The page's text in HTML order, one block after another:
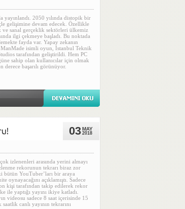
yayınlandı. 2050 yılında distopik bir
gelişimine devam edecek. Özellikle
ve sanal gerçeklik sektörleri ülkemiz
ilgi çekmeye başladı. Bu noktada
fayda var. Yapay zekanın
isimli oyun, İstanbul Teknik
tarafından geliştirildi. Hem PC
sahip olan kullanıcılar için olmak
başarılı görünüyor.
03MAY
2018
izlenenleri arasında yerini almayı
rekorunun tekrarı biraz zor
YouTuber’ları bir araya
oynayacağını açıklamıştı. Sadece
kişi tarafından takip edilerek rekor
ile yaptığı yayını ikiye katladı.
videosu sadece 8 saat içerisinde 15
canlı yayının tekrarını